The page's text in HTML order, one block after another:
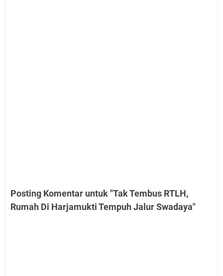
Posting Komentar untuk "Tak Tembus RTLH,
Rumah Di Harjamukti Tempuh Jalur Swadaya"